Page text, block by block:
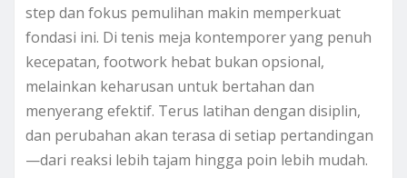
step dan fokus pemulihan makin memperkuat
fondasi ini. Di tenis meja kontemporer yang penuh
kecepatan, footwork hebat bukan opsional,
melainkan keharusan untuk bertahan dan
menyerang efektif. Terus latihan dengan disiplin,
dan perubahan akan terasa di setiap pertandingan
—dari reaksi lebih tajam hingga poin lebih mudah.